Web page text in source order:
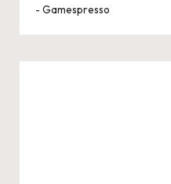
- Gamespresso